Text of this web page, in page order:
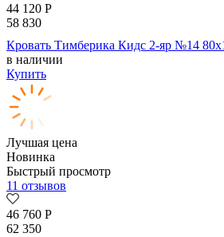
44 120 Р
58 830
Кровать Тимберика Кидс 2-яр №14
в наличии
Купить
Лучшая цена
Новинка
Быстрый просмотр
11 отзывов
46 760 Р
62 350